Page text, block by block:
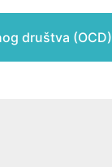
društva (OCD)